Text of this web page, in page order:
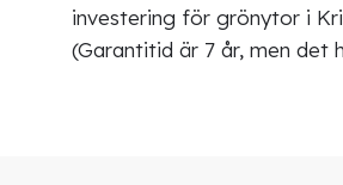
investering för grönytor i
(Garantitid är 7 år, men det